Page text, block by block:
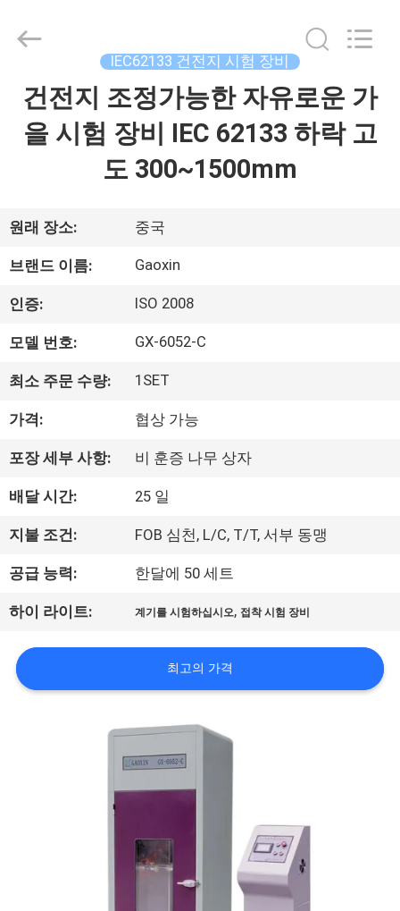
집
우
리
에
여
공
장
여
행
품
Equipment
Reserved.
Developed
IEC62133 건전지 시험 장비
건전지 조정가능한 자유로운 가
을 시험 장비 IEC 62133 하락 고
도 300~1500mm
원래 장소: 중국
브랜드 이름: Gaoxin
인증: ISO 2008
모델 번호: GX-6052-C
최소 주문 수량: 1SET
가격: 협상 가능
포장 세부 사항: 비 훈증 나무 상자
배달 시간: 25 일
지불 조건: FOB 심천, L/C, T/T, 서부 동맹
공급 능력: 한달에 50 세트
하이 라이트: 계기를 시험하십시오, 접착 시험 장비
최고의 가격